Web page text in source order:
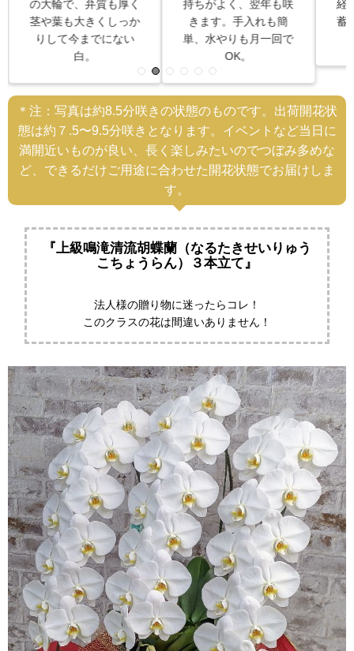
持ちがよく、翌年も咲
きます。手入れも簡
単、水やりも月一回で
OK。
経って成熟し、養分を
蓄えたより優れた胡蝶
蘭の株なのです。
わ
作
＊注：写真は約8.5分咲きの状態のものです。出荷開花状
態は約７.5〜9.5分咲きとなります。イベントなど当日に
満開近いものが良い、長く楽しみたいのでつぼみ多めな
ど、できるだけご用途に合わせた開花状態でお届けしま
す。
『上級鳴滝清流胡蝶蘭（なるたきせいりゅう
こちょうらん）３本立て』
法人様の贈り物に迷ったらコレ！
このクラスの花は間違いありません！